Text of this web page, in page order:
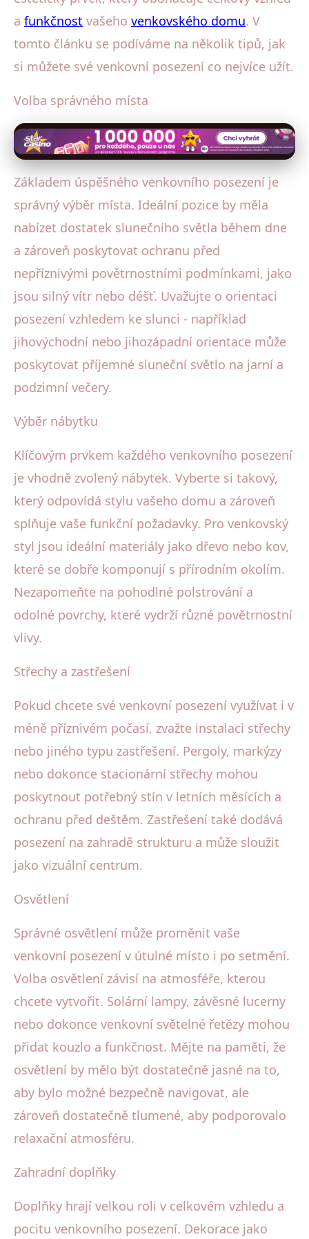
a funkčnost vašeho venkovského domu. V
tomto článku se podíváme na několik tipů, jak
si můžete své venkovní posezení co nejvíce užít.
Volba správného místa
Základem úspěšného venkovního posezení je
správný výběr místa. Ideální pozice by měla
nabízet dostatek slunečního světla během dne
a zároveň poskytovat ochranu před
nepříznivými povětrnostními podmínkami, jako
jsou silný vítr nebo déšť. Uvažujte o orientaci
posezení vzhledem ke slunci - například
jihovýchodní nebo jihozápadní orientace může
poskytovat příjemné sluneční světlo na jarní a
podzimní večery.
Výběr nábytku
Klíčovým prvkem každého venkovního posezení
je vhodně zvolený nábytek. Vyberte si takový,
který odpovídá stylu vašeho domu a zároveň
splňuje vaše funkční požadavky. Pro venkovský
styl jsou ideální materiály jako dřevo nebo kov,
které se dobře komponují s přírodním okolím.
Nezapomeňte na pohodlné polstrování a
odolné povrchy, které vydrží různé povětrnostní
vlivy.
Střechy a zastřešení
Pokud chcete své venkovní posezení využívat i v
méně příznivém počasí, zvažte instalaci střechy
nebo jiného typu zastřešení. Pergoly, markýzy
nebo dokonce stacionární střechy mohou
poskytnout potřebný stín v letních měsících a
ochranu před deštěm. Zastřešení také dodává
posezení na zahradě strukturu a může sloužit
jako vizuální centrum.
Osvětlení
Správné osvětlení může proměnit vaše
venkovní posezení v útulné místo i po setmění.
Volba osvětlení závisí na atmosféře, kterou
chcete vytvořit. Solární lampy, závěsné lucerny
nebo dokonce venkovní světelné řetězy mohou
přidat kouzlo a funkčnost. Mějte na paměti, že
osvětlení by mělo být dostatečně jasné na to,
aby bylo možné bezpečně navigovat, ale
zároveň dostatečně tlumené, aby podporovalo
relaxační atmosféru.
Zahradní doplňky
Doplňky hrají velkou roli v celkovém vzhledu a
pocitu venkovního posezení. Dekorace jako